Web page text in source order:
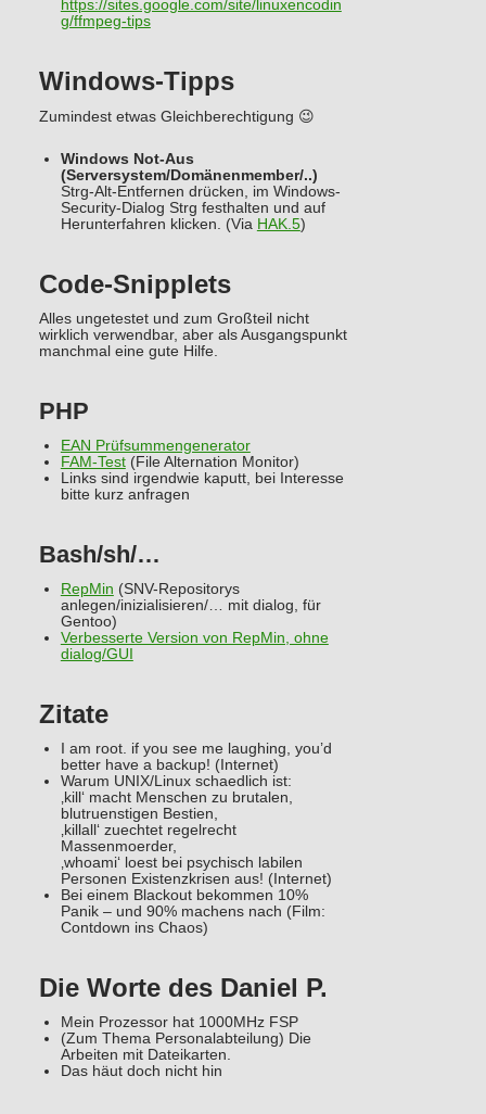
https://sites.google.com/site/linuxencodin
g/ffmpeg-tips
Windows-Tipps
Zumindest etwas Gleichberechtigung 😉
Windows Not-Aus
(Serversystem/Domänenmember/..)
Strg-Alt-Entfernen drücken, im Windows-
Security-Dialog Strg festhalten und auf
Herunterfahren klicken. (Via HAK.5)
Code-Snipplets
Alles ungetestet und zum Großteil nicht
wirklich verwendbar, aber als Ausgangspunkt
manchmal eine gute Hilfe.
PHP
EAN Prüfsummengenerator
FAM-Test(File Alternation Monitor)
Links sind irgendwie kaputt, bei Interesse
bitte kurz anfragen
Bash/sh/…
RepMin (SNV-Repositorys
anlegen/inizialisieren/… mit dialog, für
Gentoo)
Verbesserte Version von RepMin, ohne
dialog/GUI
Zitate
I am root. if you see me laughing, you’d
better have a backup! (Internet)
Warum UNIX/Linux schaedlich ist:
‚kill‘ macht Menschen zu brutalen,
blutruenstigen Bestien,
‚killall‘ zuechtet regelrecht
Massenmoerder,
‚whoami‘ loest bei psychisch labilen
Personen Existenzkrisen aus! (Internet)
Bei einem Blackout bekommen 10%
Panik – und 90% machens nach (Film:
Contdown ins Chaos)
Die Worte des Daniel P.
Mein Prozessor hat 1000MHz FSP
(Zum Thema Personalabteilung) Die
Arbeiten mit Dateikarten.
Das häut doch nicht hin